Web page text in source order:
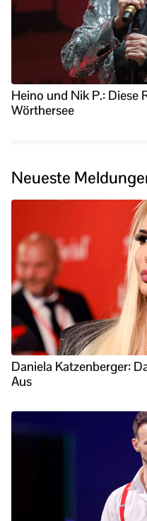
Heino und Nik P.: Diese
Wörthersee
Neueste
Daniela Katzenberger:
Aus